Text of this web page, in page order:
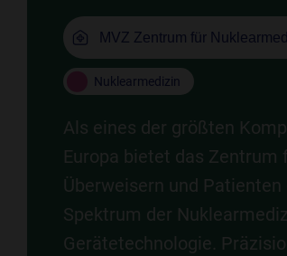
MVZ Zentrum für
Nuklearmedizin
Als eines der größten
Europa bietet das Zentrum
Überweisern und
Spektrum der
Gerätetechnologie.